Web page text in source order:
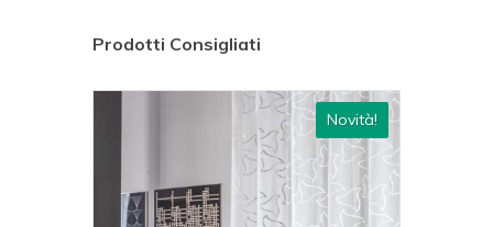
Prodotti Consigliati
Novità!